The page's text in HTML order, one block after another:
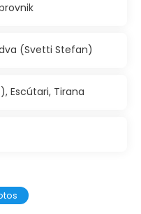
(Svetti Stefan)
Escútari, Tirana